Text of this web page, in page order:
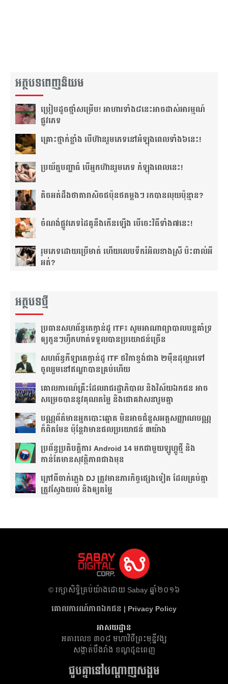
អត្ថបទពេញនិយម
ប្រៀប​ដូច​ថ្នាំ​សម្រើប! អាហារ​ទាំង​៨​នេះ​អាច​ដាស់​អារម្មណ៍​
ផ្លូវភេទ
គ្រោះថ្នាក់​ខ្លាំង បើហ៊ាន​រួមភេទ​នៅ​អំឡុង​ពេល​ទាំង៦​នេះ!
ប្រយ័ត្ន​បញ្ហា​ធំ បើ​អ្នក​ហ៊ាន​រួមភេទ កំឡុង​ពេល​នេះ!
តិច​អត់​ដឹង​​ថាតារា​សិច​ជប៉ុន​ថត​ម្ដងៗ រកបាន​លុយ​ប៉ុន្មាន?
ចំណង់​ផ្លូវ​ភេទ​ដៃគូ​នឹង​កើន​ឡើង បើចេះ​វិធីទាំង​៧នេះ!
រួមភេទ​ដោយ​ប្រើ​មាត់ ហើយ​លេប​ទឹក​រំអិល​ខាង​ស្រី ប៉ះពាល់​អី​
អត់?
អត្ថបទថ្មី
ប្រធាន​សហព័ន្ធ​តេក្វាន់ដូ​ ITF៖​ សូម​អាណាព្យាបាល​បន្ត​គាំទ្រ​
ឲ្យ​កូនៗ​ហ្វឹកហាត់​ទទួលបាន​ប្រយោជន៍​ច្រើន​
សហព័ន្ធ​កីឡាតេក្វាន់ដូ​ ITF​ ថវិកា​ខ្ទង់​ជាង​ ២ម៉ឺន​ដុល្លារ​ទៅ​
ចូលរួម​នៅ​ឥណ្ឌា​បាន​គ្រប់​ហើយ​
គោលការណ៍គ្រឹះ​ដែល​រាជរដ្ឋាភិបាល និងវិស័យឯកជន អាច​
សម្រេចបាននូវគុណតម្លៃ និងជោគវាសនារួមគ្នា
បណ្ណ​ព័ត៌មាន​អ្នកបោះឆ្នោត មិនអាចជំនួសអត្តសញ្ញាណបណ្ណ
ក៏ពិតមែន ប៉ុន្តែវាមានផលប្រយោជន៍ ៣យ៉ាង
ប្រព័ន្ធប្រតិបត្តិការ Android 14 មកជាមួយឡូហ្គូថ្មី និង​
កាន់តែ​មានសុវត្ថិភាព​ជាងមុន
ក្រៅពីចាក់ភ្លេង DJ ត្រូវមានភារកិច្ចផ្សេងទៀត ដែលគ្រប់គ្នា
ត្រូវស្វែងយល់ និងឲ្យតម្លៃ
​© រក្សា​សិទ្ធិ​គ្រប់​យ៉ាង​ដោយ​ Sabay ឆ្នាំ​២០១៦
គោលការណ៍​ភាព​ឯកជន | Privacy Policy
អាសយដ្ឋាន
អគារ​លេខ ៣០៨ មហាវិថីព្រះមុន្នីវង្ស
សង្កាត់បឹងរាំង ខណ្ឌដូនពេញ
ជួបគ្នានៅបណ្តាញសង្គម